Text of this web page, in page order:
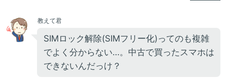
教えて君
SIMロック解除(SIMフリー化)ってのも複雑
でよく分からない…。中古で買ったスマホは
できないんだっけ？